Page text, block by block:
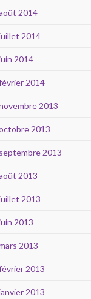
2014
2014
2014
2014
2013
2013
septembre 2013
2013
2013
2013
2013
2013
2013